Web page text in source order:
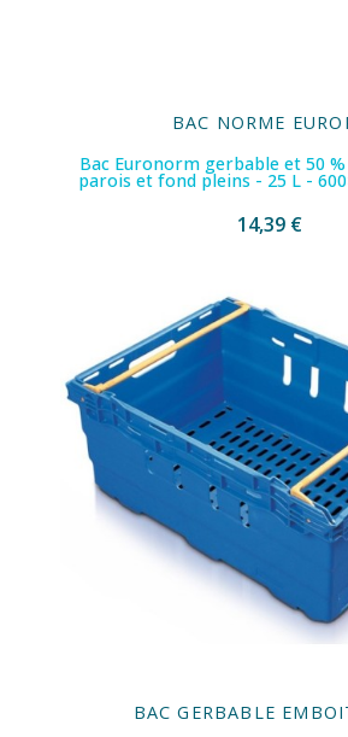
BAC NORME
Bac Euronorm gerbable et 50
parois et fond pleins - 25 L -
14,39 €
BAC GERBABLE